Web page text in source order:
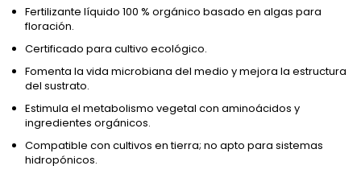
Fertilizante líquido 100 % orgánico basado en algas para
floración.
Certificado para cultivo ecológico.
Fomenta la vida microbiana del medio y mejora la estructura
del sustrato.
Estimula el metabolismo vegetal con aminoácidos y
ingredientes orgánicos.
Compatible con cultivos en tierra; no apto para sistemas
hidropónicos.